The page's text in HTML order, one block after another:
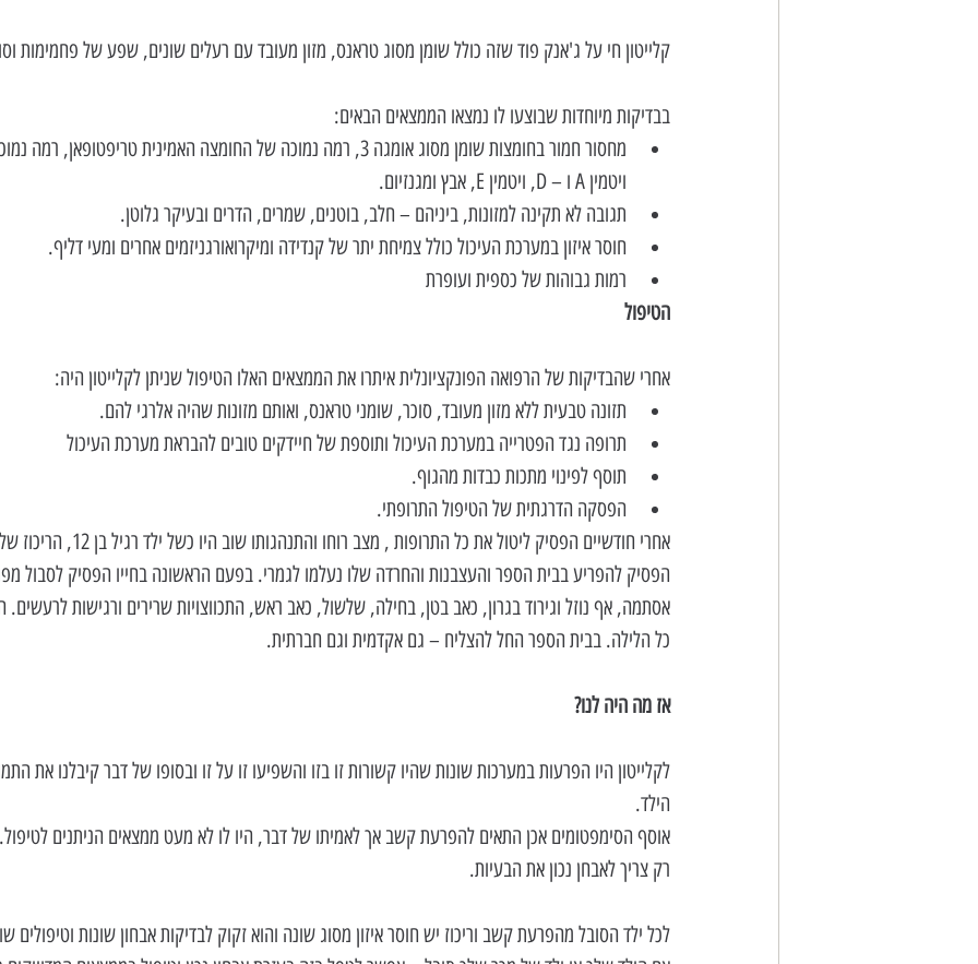
קלייטון חי על ג'אנק פוד שזה כולל שומן מסוג טראנס, מזון מעובד עם רעלים שונים, שפע של פחמימות
בבדיקות מיוחדות שבוצעו לו נמצאו הממצאים הבאים:
ויטמין A ו – D, ויטמין E, אבץ ומגנזיום.
תגובה לא תקינה למזונות, ביניהם – חלב, בוטנים, שמרים, הדרים ובעיקר גלוטן.
חוסר איזון במערכת העיכול כולל צמיחת יתר של קנדידה ומיקרואורגניזמים אחרים ומעי דליף.
רמות גבוהות של כספית ועופרת
הטיפול
אחרי שהבדיקות של הרפואה הפונקציונלית איתרו את הממצאים האלו הטיפול שניתן לקלייטון היה:
תזונה טבעית ללא מזון מעובד, סוכר, שומני טראנס, ואותם מזונות שהיה אלרגי להם.
תרופה נגד הפטרייה במערכת העיכול ותוספת של חיידקים טובים להבראת מערכת העיכול
תוסף לפינוי מתכות כבדות מהגוף.
הפסקה הדרגתית של הטיפול התרופתי.
אחרי חודשיים הפסיק ליטול את כל התרופות ,
הפסיק להפריע בבית הספר והעצבנות והחרדה שלו נעלמו לגמרי. בפעם הראשונה בחייו הפסיק לסבול
אסתמה, אף נוזל וגירוד בגרון, כאב בטן, בחילה, שלשול, כאב ראש, התכווצויות שרירים ורגישות לרעשים.
כל הלילה. בבית הספר החל להצליח – גם אקדמית וגם חברתית.
אז מה היה לנו?
לקלייטון היו הפרעות במערכות שונות שהיו קשורות זו בזו והשפיעו זו על זו ובסופו של דבר קיבלנו את
הילד.
אוסף הסימפטומים אכן התאים להפרעת קשב אך לאמיתו של דבר, היו לו לא מעט ממצאים הניתנים לטיפול.
רק צריך לאבחן נכון את הבעיות.
לכל ילד הסובל מהפרעת קשב וריכוז יש חוסר איזון מסוג שונה והוא זקוק לבדיקות אבחון שונות וטיפולים